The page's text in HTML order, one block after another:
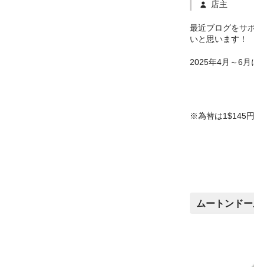
店主
最近ブログをサ
いと思います！
2025年4月～6月
※為替は1$145
ムートンド